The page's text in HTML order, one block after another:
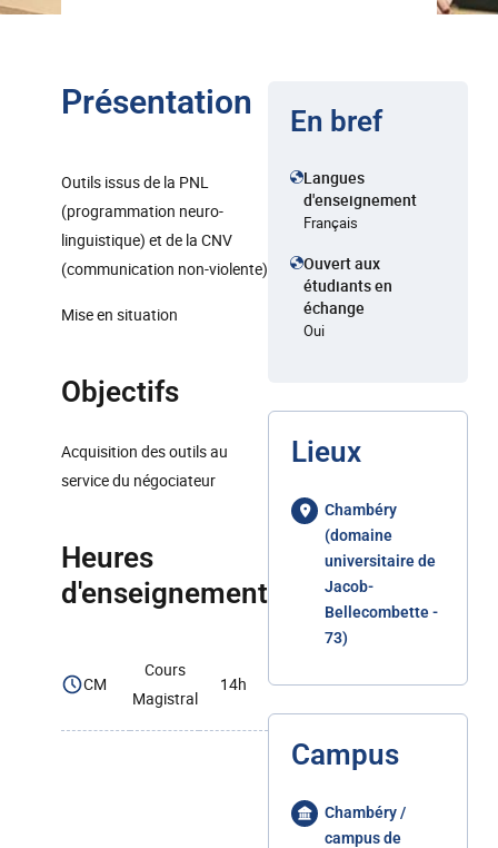
Présentation
Outils issus de la PNL
(programmation neuro-
linguistique) et de la CNV
(communication non-violente)
Mise en situation
Objectifs
Acquisition des outils au
service du négociateur
Heures
d'enseignement
CM
Cours
Magistral
14h
En bref
Langues
d'enseignement
Français
Ouvert aux
étudiants en
échange
Oui
Lieux
Chambéry
(domaine
universitaire de
Jacob-
Bellecombette -
73)
Campus
Chambéry /
campus de